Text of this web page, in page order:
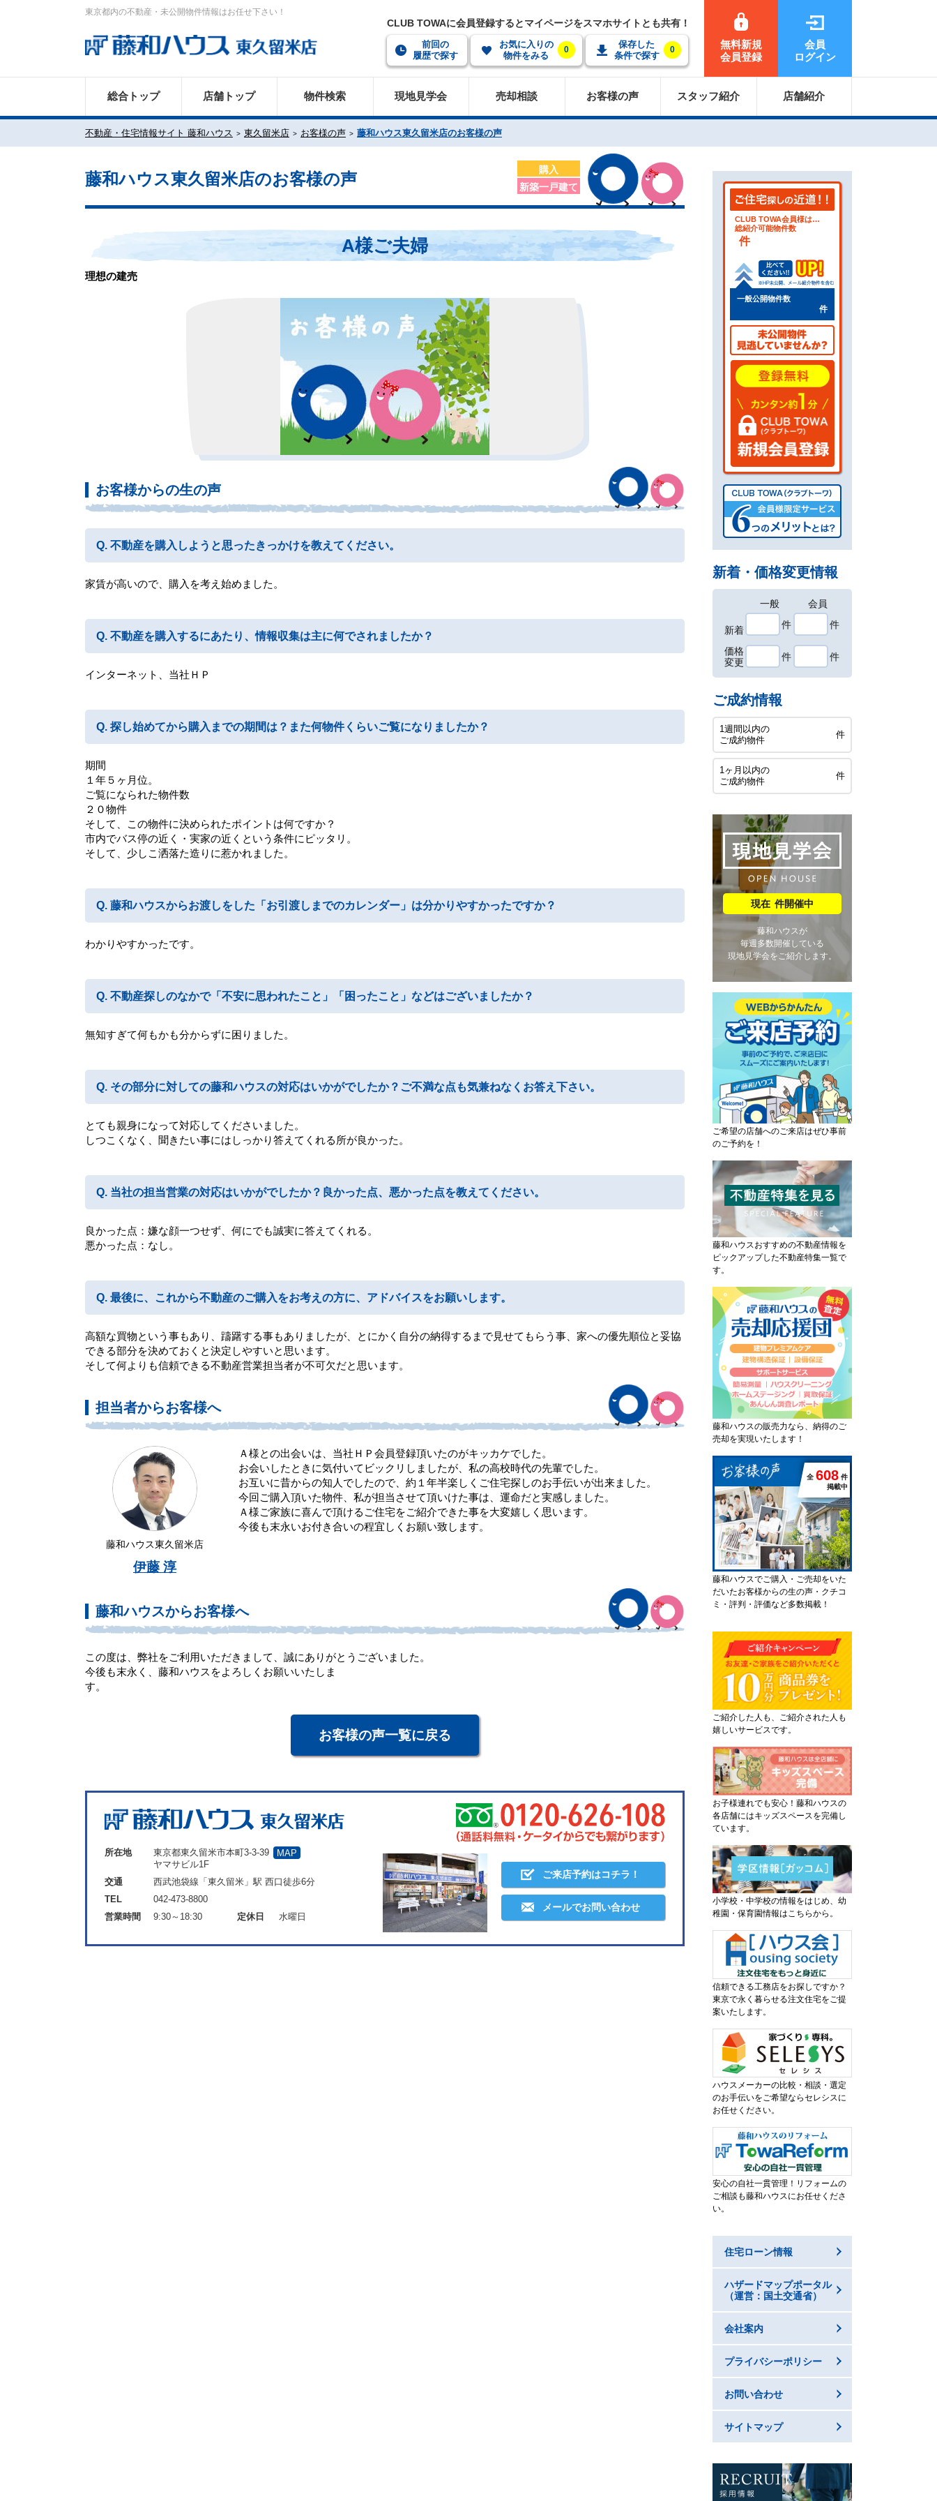
東京都内の不動産・未公開物件情報はお任せ下さい！
CLUB TOWAに会員登録するとマイページをスマホサイトとも共有！
前回の
履歴で探す
お気に入りの
物件をみる
0
保存した
条件で探す
0
無料新規
会員登録
会員
ログイン
総合トップ 店舗トップ 物件検索 現地見学会 売却相談 お客様の声 スタッフ紹介 店舗紹介
不動産・住宅情報サイト 藤和ハウス 東久留米店 お客様の声 藤和ハウス東久留米店のお客様の声
藤和ハウス東久留米店のお客様の声
購入
新築一戸建て
A様ご夫婦
理想の建売
お客様からの生の声
不動産を購入しようと思ったきっかけを教えてください。
家賃が高いので、購入を考え始めました。
不動産を購入するにあたり、情報収集は主に何でされましたか？
インターネット、当社ＨＰ
探し始めてから購入までの期間は？また何物件くらいご覧になりましたか？
期間
１年５ヶ月位。
ご覧になられた物件数
２０物件
そして、この物件に決められたポイントは何ですか？
市内でバス停の近く・実家の近くという条件にピッタリ。
そして、少しこ洒落た造りに惹かれました。
藤和ハウスからお渡しをした「お引渡しまでのカレンダー」は分かりやすかったですか？
わかりやすかったです。
不動産探しのなかで「不安に思われたこと」「困ったこと」などはございましたか？
無知すぎて何もかも分からずに困りました。
その部分に対しての藤和ハウスの対応はいかがでしたか？ご不満な点も気兼ねなくお答え下さい。
とても親身になって対応してくださいました。
しつこくなく、聞きたい事にはしっかり答えてくれる所が良かった。
当社の担当営業の対応はいかがでしたか？良かった点、悪かった点を教えてください。
良かった点：嫌な顔一つせず、何にでも誠実に答えてくれる。
悪かった点：なし。
最後に、これから不動産のご購入をお考えの方に、アドバイスをお願いします。
高額な買物という事もあり、躊躇する事もありましたが、とにかく自分の納得するまで見せてもらう事、家への優先順位と妥協
できる部分を決めておくと決定しやすいと思います。
そして何よりも信頼できる不動産営業担当者が不可欠だと思います。
担当者からお客様へ
藤和ハウス東久留米店
伊藤 淳
Ａ様との出会いは、当社ＨＰ会員登録頂いたのがキッカケでした。
お会いしたときに気付いてビックリしましたが、私の高校時代の先輩でした。
お互いに昔からの知人でしたので、約１年半楽しくご住宅探しのお手伝いが出来ました。
今回ご購入頂いた物件、私が担当させて頂いけた事は、運命だと実感しました。
Ａ様ご家族に喜んで頂けるご住宅をご紹介できた事を大変嬉しく思います。
今後も末永いお付き合いの程宜しくお願い致します。
藤和ハウスからお客様へ
この度は、弊社をご利用いただきまして、誠にありがとうございました。
今後も末永く、藤和ハウスをよろしくお願いいたしま
す。
お客様の声一覧に戻る
所在地
東京都東久留米市本町3-3-39
ヤマサビル1F
MAP
交通
西武池袋線「東久留米」駅 西口徒歩6分
TEL
042-473-8800
営業時間
9:30～18:30 定休日 水曜日
ご来店予約はコチラ！
メールでお問い合わせ
CLUB TOWA会員様は…
総紹介可能物件数
件
一般公開物件数
件
新着・価格変更情報
一般 会員
新着
件 件
価格
変更
件 件
ご成約情報
1週間以内の
ご成約物件
件
1ヶ月以内の
ご成約物件
件
件開催中
藤和ハウスが
毎週多数開催している
現地見学会をご紹介します。
ご希望の店舗へのご来店はぜひ事前
のご予約を！
藤和ハウスおすすめの不動産情報を
ピックアップした不動産特集一覧で
す。
藤和ハウスの販売力なら、納得のご
売却を実現いたします！
全 608 件
掲載中
藤和ハウスでご購入・ご売却をいた
だいたお客様からの生の声・クチコ
ミ・評判・評価など多数掲載！
ご紹介した人も、ご紹介された人も
嬉しいサービスです。
お子様連れでも安心！藤和ハウスの
各店舗にはキッズスペースを完備し
ています。
小学校・中学校の情報をはじめ、幼
稚園・保育園情報はこちらから。
信頼できる工務店をお探しですか？
東京で永く暮らせる注文住宅をご提
案いたします。
ハウスメーカーの比較・相談・選定
のお手伝いをご希望ならセレシスに
お任せください。
安心の自社一貫管理！リフォームの
ご相談も藤和ハウスにお任せくださ
い。
住宅ローン情報
ハザードマップポータル
（運営：国土交通省）
会社案内
プライバシーポリシー
お問い合わせ
サイトマップ